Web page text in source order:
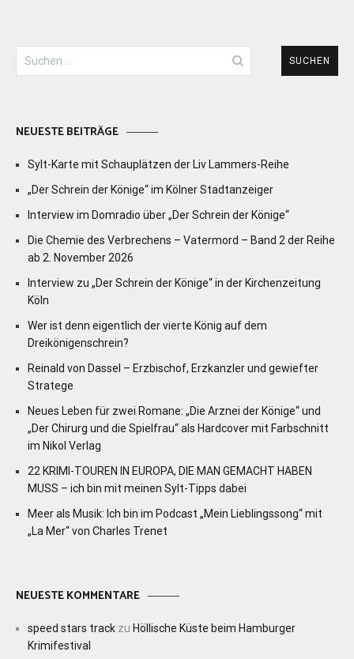
Suchen
nach:
NEUESTE BEITRÄGE
Sylt-Karte mit Schauplätzen der Liv Lammers-Reihe
„Der Schrein der Könige“ im Kölner Stadtanzeiger
Interview im Domradio über „Der Schrein der Könige“
Die Chemie des Verbrechens – Vatermord – Band 2 der Reihe
ab 2. November 2026
Interview zu „Der Schrein der Könige“ in der Kirchenzeitung
Köln
Wer ist denn eigentlich der vierte König auf dem
Dreikönigenschrein?
Reinald von Dassel – Erzbischof, Erzkanzler und gewiefter
Stratege
Neues Leben für zwei Romane: „Die Arznei der Könige“ und
„Der Chirurg und die Spielfrau“ als Hardcover mit Farbschnitt
im Nikol Verlag
22 KRIMI-TOUREN IN EUROPA, DIE MAN GEMACHT HABEN
MUSS – ich bin mit meinen Sylt-Tipps dabei
Meer als Musik: Ich bin im Podcast „Mein Lieblingssong“ mit
„La Mer“ von Charles Trenet
NEUESTE KOMMENTARE
speed stars track zu Höllische Küste beim Hamburger
Krimifestival